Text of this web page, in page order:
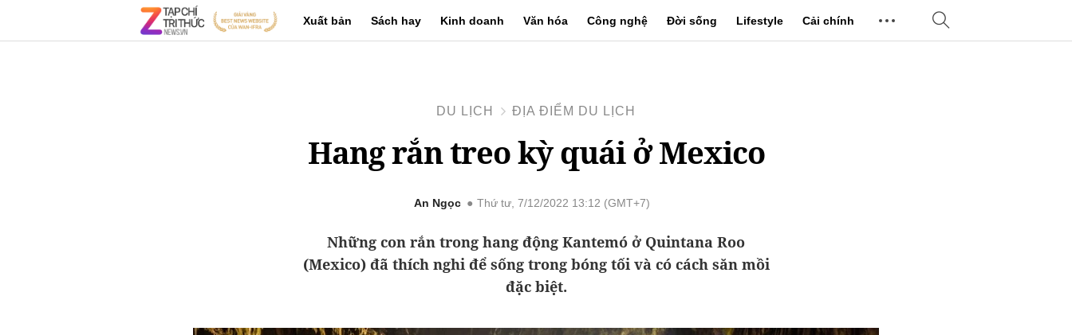
Xuất bản Sách hay Kinh doanh Văn hóa Công nghệ Đời sống Lifestyle Cải chính
DU LỊCH ĐỊA ĐIỂM DU LỊCH
Hang rắn treo kỳ quái ở Mexico
An Ngọc Thứ tư, 7/12/2022 13:12 (GMT+7)
Những con rắn trong hang động Kantemó ở Quintana Roo
(Mexico) đã thích nghi để sống trong bóng tối và có cách săn mồi
đặc biệt.